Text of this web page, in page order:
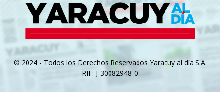
© 2024 - Todos los Derechos Reservados Yaracuy al día S.A.
RIF: J-30082948-0